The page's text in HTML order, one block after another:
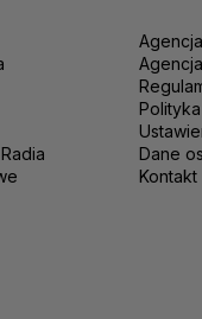
Dane
Kontakt